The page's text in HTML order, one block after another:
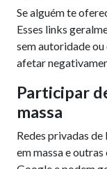
Se alguém te
Esses links
sem autoridade
afetar
Participar
massa
Redes privadas
em massa e